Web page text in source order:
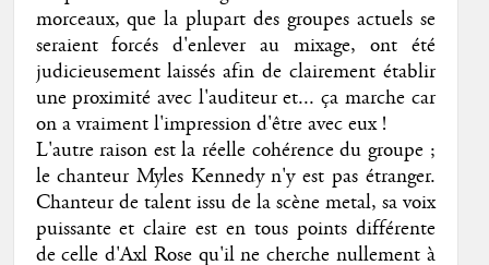
morceaux, que la plupart des groupes actuels se
seraient forcés d'enlever au mixage, ont été
judicieusement laissés afin de clairement établir
une proximité avec l'auditeur et... ça marche car
on a vraiment l'impression d'être avec eux !
L'autre raison est la réelle cohérence du groupe ;
le chanteur Myles Kennedy n'y est pas étranger.
Chanteur de talent issu de la scène metal, sa voix
puissante et claire est en tous points différente
de celle d'Axl Rose qu'il ne cherche nullement à